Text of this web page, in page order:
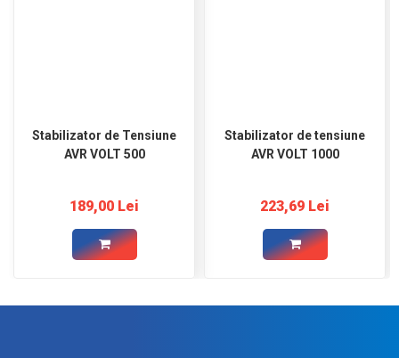
Stabilizator de Tensiune
AVR VOLT 500
189,00 Lei
Stabilizator de tensiune
AVR VOLT 1000
223,69 Lei